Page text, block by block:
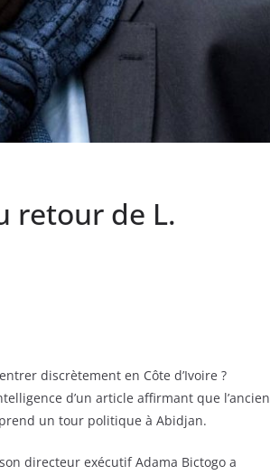
retour de L.
discrètement en Côte d’Ivoire ?
d’un article affirmant que l’ancien
un tour politique à Abidjan.
directeur exécutif Adama Bictogo a